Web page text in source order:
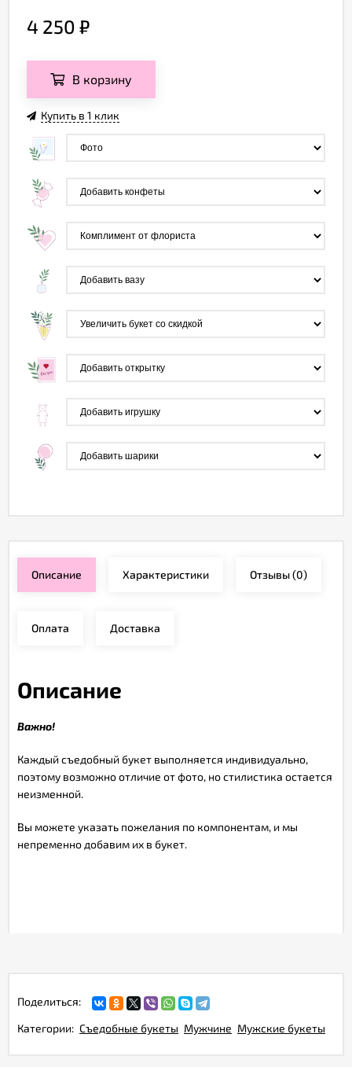
4 250 ₽
В корзину
Купить в 1 клик
Описание Характеристики Отзывы(0)
Оплата Доставка
Описание
Важно!
Каждый съедобный букет выполняется индивидуально,
поэтому возможно отличие от фото, но стилистика остается
неизменной.
Вы можете указать пожелания по компонентам, и мы
непременно добавим их в букет.
Поделиться:
Категории: Съедобные букеты Мужчине Мужские букеты